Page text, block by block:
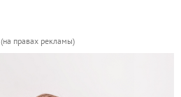
(на правах рекламы)